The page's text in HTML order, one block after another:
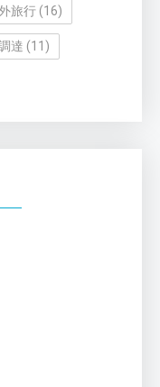
旅行 (16)
達 (11)